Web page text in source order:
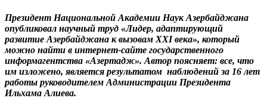
Президент Национальной Академии Наук Азербайджана
опубликовал научный труд «Лидер, адаптирующий
развитие Азербайджана к вызовам XXI века», который
можно найти в интернет-сайте государственного
информагентства «Азертадж». Автор поясняет: все, что
им изложено, является результатом наблюдений за 16 лет
работы руководителем Администрации Президента
Ильхама Алиева.